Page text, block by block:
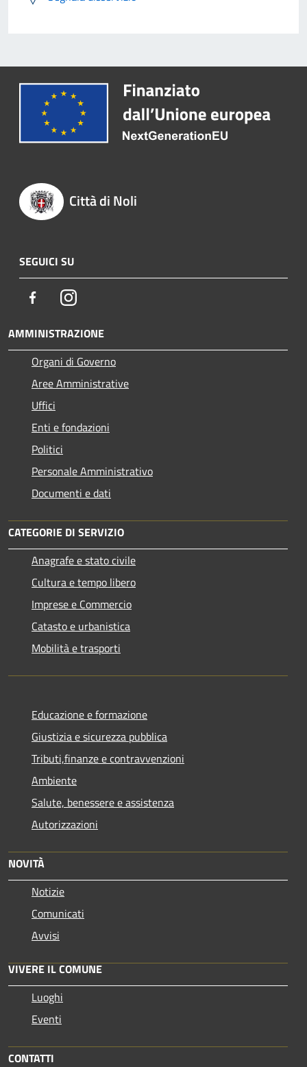
Città di Noli
SEGUICI SU
FacebookInstagram
AMMINISTRAZIONE
Organi di Governo
Aree Amministrative
Uffici
Enti e fondazioni
Politici
Personale Amministrativo
Documenti e dati
CATEGORIE DI SERVIZIO
Anagrafe e stato civile
Cultura e tempo libero
Imprese e Commercio
Catasto e urbanistica
Mobilità e trasporti
Educazione e formazione
Giustizia e sicurezza pubblica
Tributi,finanze e contravvenzioni
Ambiente
Salute, benessere e assistenza
Autorizzazioni
NOVITÀ
Notizie
Comunicati
Avvisi
VIVERE IL COMUNE
Luoghi
Eventi
CONTATTI